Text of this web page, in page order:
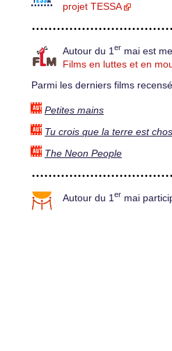
projet TESSA
Autour du 1 er mai est
Films en luttes et en
Parmi les derniers films
Petites mains
Tu crois que la terre est
The Neon People
Autour du 1 er mai